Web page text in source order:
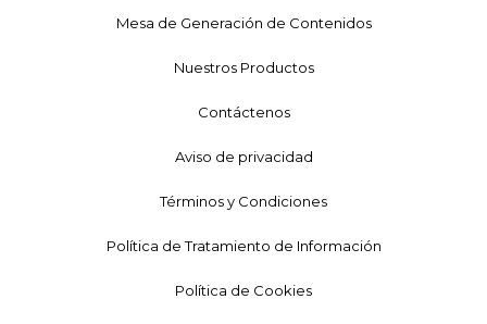
Mesa de Generación de Contenidos
Nuestros Productos
Contáctenos
Aviso de privacidad
Términos y Condiciones
Política de Tratamiento de Información
Política de Cookies